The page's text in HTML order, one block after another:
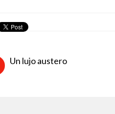
Un lujo austero